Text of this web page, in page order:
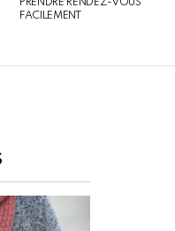
PRENDRE RENDEZ-VOUS
FACILEMENT